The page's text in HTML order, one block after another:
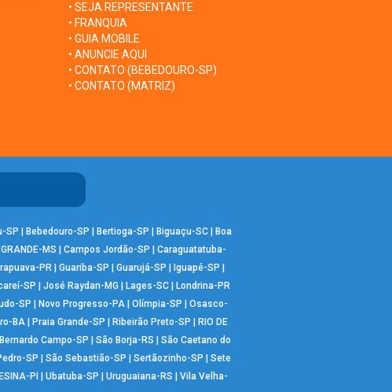
• SEJA REPRESENTANTE
• FRANQUIA
• GUIA MOBILE
• ANUNCIE AQUI
• CONTATO (BEBEDOURO-SP)
• CONTATO (MATRIZ)
SP Bebedouro-SP Bertioga-SP Biguaçu-SC|
Boa
MS Campos Jordão-SP
Caraguatatuba-
PR Guariba-SP Guarujá-SP Iguapé-SP
SP José Raydan-MG Lages-SC|
Londrina-PR
SP Novo Progresso-PA Olímpia-SP
Osasco-
BA| Praia Grande-SP Ribeirão Preto-SP
RIO DE
Campo-SP São Borja-RS
São Caetano do
SP São Sebastião-SP Sertãozinho-SP
Sete
PI Ubatuba-SP Uruguaiana-RS
Vila Velha-